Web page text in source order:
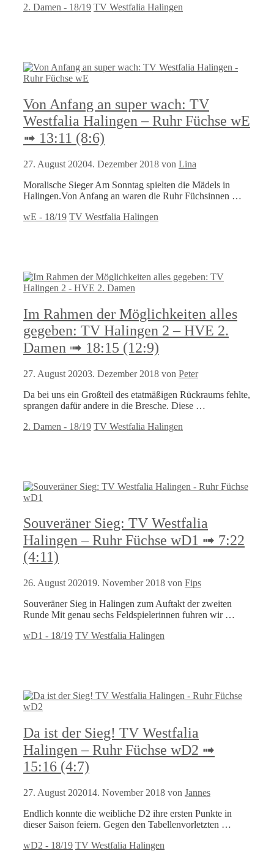
Kategorien
2. Damen - 18/19 Schlagwörter
TV Westfalia Halingen
Von Anfang an super wach: TV
Westfalia Halingen – Ruhr Füchse wE
➟ 13:11 (8:6)
27. August 20204. Dezember 2018 von Lina
Moralische Sieger Am Sonntag spielten die Mädels in
Halingen.Von Anfang an waren die Ruhr Füchsinnen …
Kategorien
wE - 18/19 Schlagwörter
TV Westfalia Halingen
Im Rahmen der Möglichkeiten alles
gegeben: TV Halingen 2 – HVE 2.
Damen ➟ 18:15 (12:9)
27. August 20203. Dezember 2018 von Peter
Da bei uns ein Großteil des etatmäßigen Rückraums fehlte,
sprangen dafür andere in die Bresche. Diese …
Kategorien
2. Damen - 18/19 Schlagwörter
TV Westfalia Halingen
Souveräner Sieg: TV Westfalia
Halingen – Ruhr Füchse wD1 ➟ 7:22
(4:11)
26. August 202019. November 2018 von Fips
Souveräner Sieg in Halingen zum Auftakt der zweiten
Runde Mit genau sechs Feldspielerinnen fuhren wir …
Kategorien
wD1 - 18/19 Schlagwörter
TV Westfalia Halingen
Da ist der Sieg! TV Westfalia
Halingen – Ruhr Füchse wD2 ➟
15:16 (4:7)
27. August 202014. November 2018 von Jannes
Endlich konnte die weibliche D2 ihre ersten Punkte in
dieser Saison feiern. Gegen den Tabellenvorletzten …
Kategorien
wD2 - 18/19 Schlagwörter
TV Westfalia Halingen